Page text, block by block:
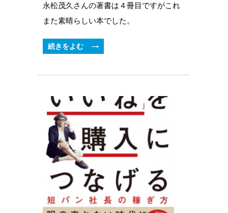
永松茂久さんの著書は４冊目ですがこれ
また素晴らしい本でした。
続きをよむ